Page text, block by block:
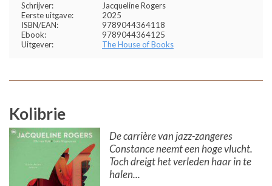
Schrijver:
Jacqueline Rogers
Eerste uitgave:
2025
ISBN/EAN:
9789044364118
Ebook:
9789044364125
Uitgever:
The House of Books
Kolibrie
De carrière van jazz-zangeres
Constance neemt een hoge vlucht.
Toch dreigt het verleden haar in te
halen...